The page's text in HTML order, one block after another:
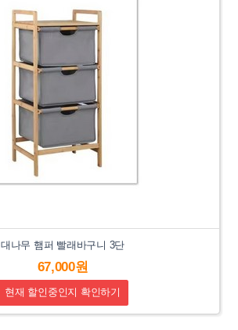
대나무 햄퍼 빨래바구니 3단
67,000원
현재 할인중인지 확인하기